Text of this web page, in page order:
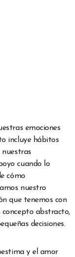
emociones
incluye hábitos
nuestras
cuando lo
cómo
nuestro
que tenemos con
concepto abstracto,
decisiones.
y el amor